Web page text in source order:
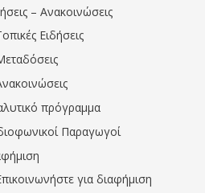
– Ανακοινώσεις
Ειδήσεις
πρόγραμμα
Παραγωγοί
για διαφήμιση